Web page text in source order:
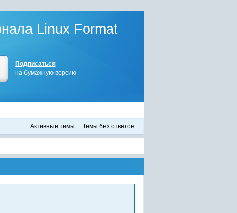
Linux Format
Подписаться
на бумажную версию
Активные темы Темы без ответов